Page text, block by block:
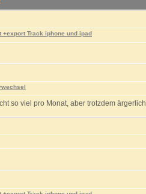
+export Track iphone und ipad
so viel pro Monat, aber trotzdem ärgerlich